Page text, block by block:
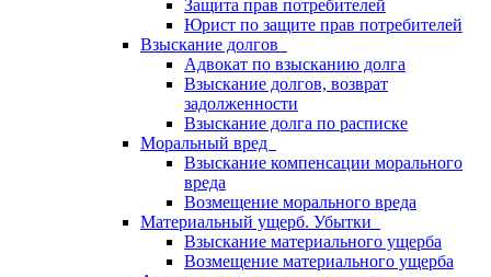
Защита прав потребителей
Юрист по защите прав потребителей
Взыскание долгов
Адвокат по взысканию долга
Взыскание долгов, возврат
задолженности
Взыскание долга по расписке
Моральный вред
Взыскание компенсации морального
вреда
Возмещение морального вреда
Материальный ущерб. Убытки
Взыскание материального ущерба
Возмещение материального ущерба